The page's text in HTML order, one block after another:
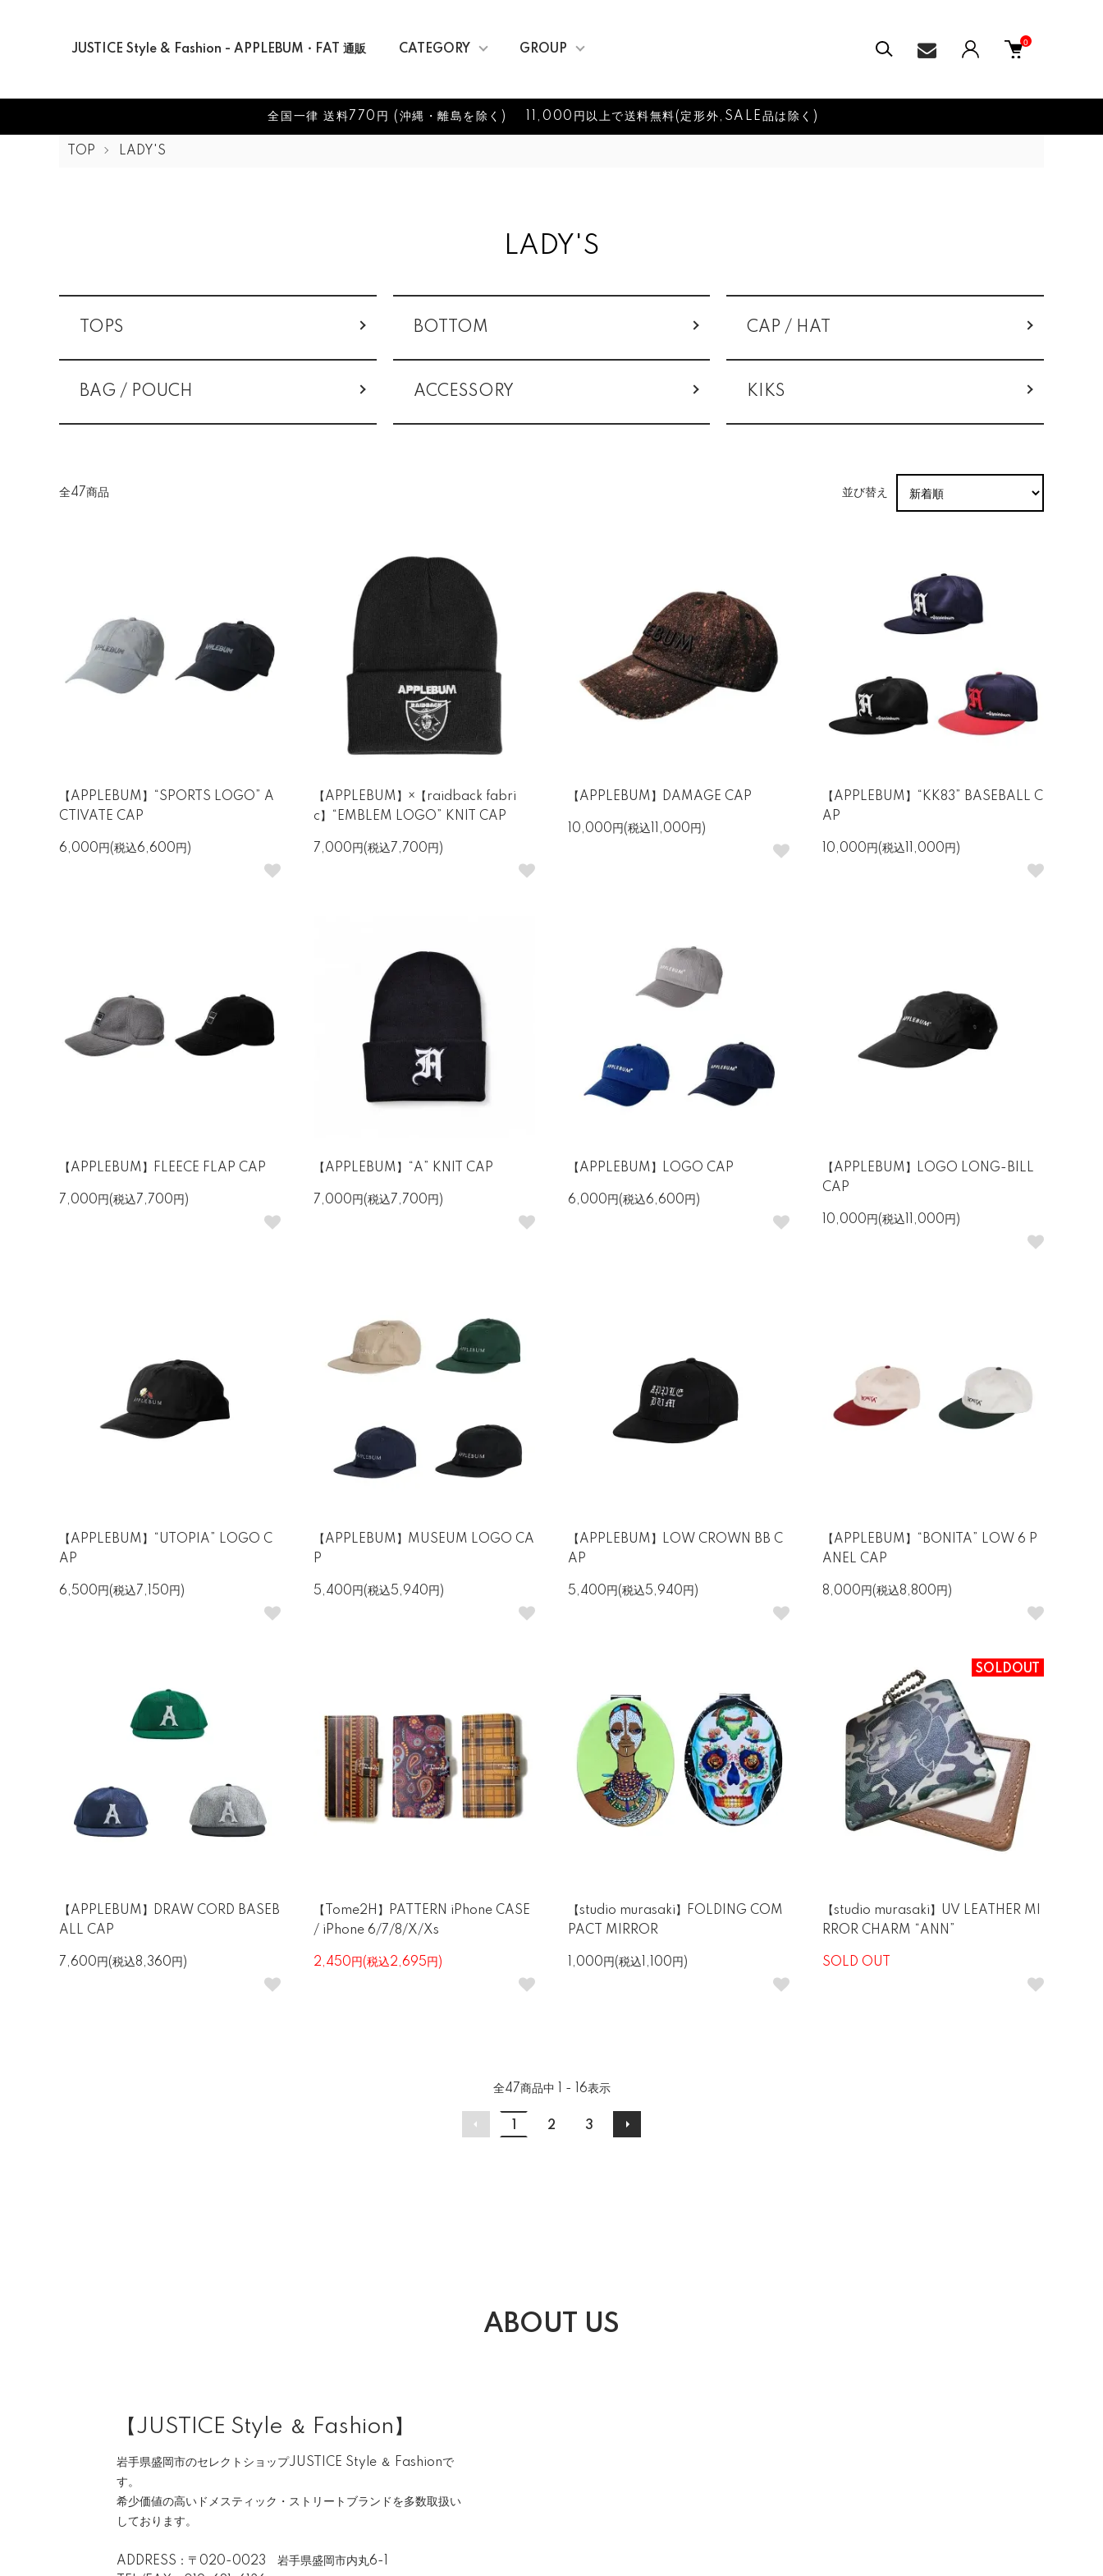
JUSTICE Style & Fashion - APPLEBUM・FAT 通販 CATEGORY GROUP
0
全国一律 送料770円 (沖縄・離島を除く) 11,000円以上で送料無料(定形外,SALE品は除く)
TOP LADY'S
LADY'S
TOPS BOTTOM CAP / HAT
BAG / POUCH ACCESSORY KIKS
全47商品 並び替え
【APPLEBUM】“SPORTS LOGO” A
CTIVATE CAP
6,000円(税込6,600円)
【APPLEBUM】×【raidback fabri
c】“EMBLEM LOGO” KNIT CAP
7,000円(税込7,700円)
【APPLEBUM】DAMAGE CAP
10,000円(税込11,000円)
【APPLEBUM】“KK83” BASEBALL C
AP
10,000円(税込11,000円)
【APPLEBUM】FLEECE FLAP CAP
7,000円(税込7,700円)
【APPLEBUM】“A” KNIT CAP
7,000円(税込7,700円)
【APPLEBUM】LOGO CAP
6,000円(税込6,600円)
【APPLEBUM】LOGO LONG-BILL
CAP
10,000円(税込11,000円)
【APPLEBUM】“UTOPIA” LOGO C
AP
6,500円(税込7,150円)
【APPLEBUM】MUSEUM LOGO CA
P
5,400円(税込5,940円)
【APPLEBUM】LOW CROWN BB C
AP
5,400円(税込5,940円)
【APPLEBUM】“BONITA” LOW 6 P
ANEL CAP
8,000円(税込8,800円)
【APPLEBUM】DRAW CORD BASEB
ALL CAP
7,600円(税込8,360円)
【Tome2H】PATTERN iPhone CASE
/ iPhone 6/7/8/X/Xs
2,450円(税込2,695円)
【studio murasaki】FOLDING COM
PACT MIRROR
1,000円(税込1,100円)
SOLDOUT
【studio murasaki】UV LEATHER MI
RROR CHARM “ANN”
SOLD OUT
全47商品中 1 - 16表示
2 3
ABOUT US
【JUSTICE Style ＆ Fashion】
岩手県盛岡市のセレクトショップJUSTICE Style ＆ Fashionで
す。
希少価値の高いドメスティック・ストリートブランドを多数取扱い
しております。
ADDRESS：〒020-0023 岩手県盛岡市内丸6-1